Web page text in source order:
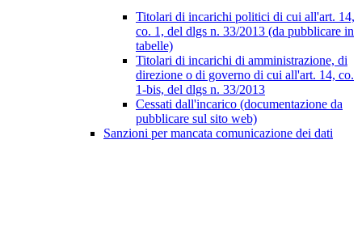
Titolari di incarichi politici di cui all'art. 14,
co. 1, del dlgs n. 33/2013 (da pubblicare in
tabelle)
Titolari di incarichi di amministrazione, di
direzione o di governo di cui all'art. 14, co.
1-bis, del dlgs n. 33/2013
Cessati dall'incarico (documentazione da
pubblicare sul sito web)
Sanzioni per mancata comunicazione dei dati